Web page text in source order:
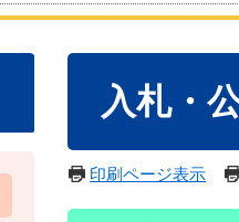
入札・
印刷ページ表示